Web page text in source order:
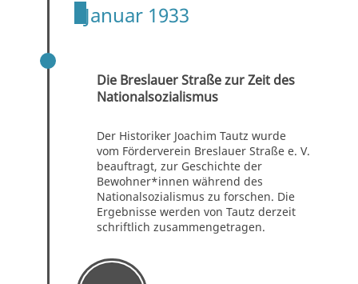
Januar 1933
Die Breslauer Straße zur Zeit des
Nationalsozialismus
Der Historiker Joachim Tautz wurde
vom Förderverein Breslauer Straße e. V.
beauftragt, zur Geschichte der
Bewohner*innen während des
Nationalsozialismus zu forschen. Die
Ergebnisse werden von Tautz derzeit
schriftlich zusammengetragen.